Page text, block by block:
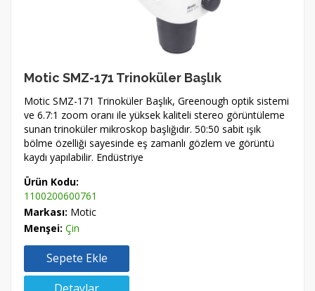
Motic SMZ-171 Trinoküler Başlık
Motic SMZ-171 Trinoküler Başlık, Greenough optik sistemi
ve 6.7:1 zoom oranı ile yüksek kaliteli stereo görüntüleme
sunan trinoküler mikroskop başlığıdır. 50:50 sabit ışık
bölme özelliği sayesinde eş zamanlı gözlem ve görüntü
kaydı yapılabilir. Endüstriye
Ürün Kodu:
1100200600761
Markası: Motic
Menşei: Çin
Sepete Ekle